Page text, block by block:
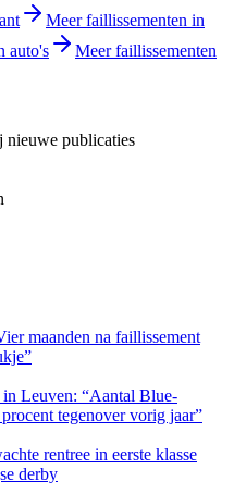
Meer faillissementen in
auto's
Meer faillissementen
nieuwe publicaties
maanden na faillissement
Leuven: “Aantal Blue-
tegenover vorig jaar”
rentree in eerste klasse
derby